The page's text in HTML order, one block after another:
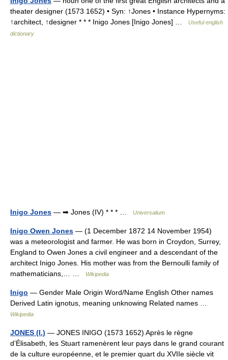
theater designer (1573 1652) • Syn: ↑Jones • Instance Hypernyms:
↑architect, ↑designer * * * Inigo Jones [Inigo Jones] …
Useful english
dictionary
Inigo Jones — ➡ Jones (IV) * * * … Universalium
Inigo Owen Jones — (1 December 1872 14 November 1954)
was a meteorologist and farmer. He was born in Croydon, Surrey,
England to Owen Jones a civil engineer and a descendant of the
architect Inigo Jones. His mother was from the Bernoulli family of
mathematicians,… …
Wikipedia
Inigo — Gender Male Origin Word/Name English Other names
Derived Latin ignotus, meaning unknowing Related names …
Wikipedia
JONES (I.) — JONES INIGO (1573 1652) Après le règne
d’Élisabeth, les Stuart ramenèrent leur pays dans le grand courant
de la culture européenne, et le premier quart du XVIIe siècle vit